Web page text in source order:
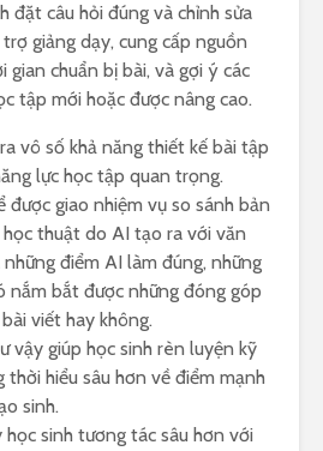
đặt câu hỏi đúng và chỉnh sửa
giảng dạy, cung cấp nguồn
gian chuẩn bị bài, và gợi ý các
tập mới hoặc được nâng cao.
vô số khả năng thiết kế bài tập
lực học tập quan trọng.
được giao nhiệm vụ so sánh bản
thuật do AI tạo ra với văn
điểm AI làm đúng, những
nắm bắt được những đóng góp
viết hay không.
vậy giúp học sinh rèn luyện kỹ
hiểu sâu hơn về điểm mạnh
sinh.
học sinh tương tác sâu hơn với